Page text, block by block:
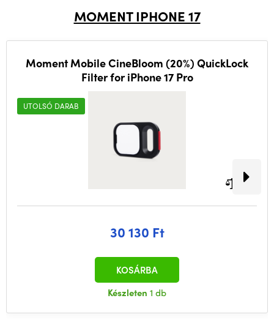
MOMENT IPHONE 17
Moment Mobile CineBloom (20%) QuickLock
Filter for iPhone 17 Pro
UTOLSÓ DARAB
30 130 Ft
Készleten 1 db
KOSÁRBA